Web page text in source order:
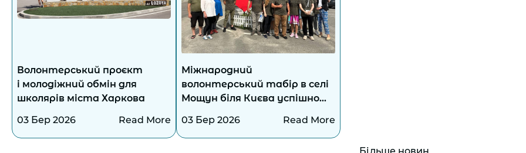
Волонтерський проєкт
і молодіжний обмін для
школярів міста Харкова
03 Бер 2026
Read More
Міжнародний
волонтерський табір в селі
Мощун біля Києва успішно
03 Бер 2026 Read More
Більше новин